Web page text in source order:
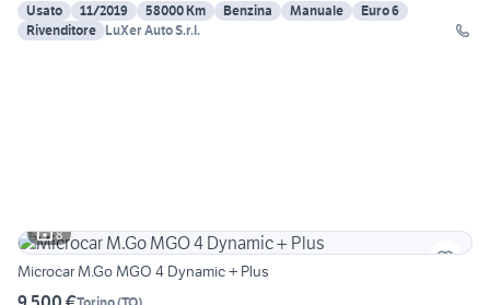
Usato
11/2019 58000 Km Benzina Manuale
Euro 6
Rivenditore LuXer Auto S.r.l.
8
Microcar M.Go MGO 4 Dynamic + Plus